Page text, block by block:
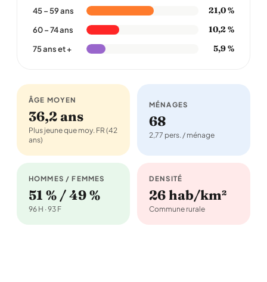
45 – 59 ans 21,0 %
60 – 74 ans 10,2 %
75 ans et + 5,9 %
ÂGE MOYEN
36,2 ans
Plus jeune que moy. FR (42
ans)
MÉNAGES
68
2,77 pers. / ménage
HOMMES / FEMMES
51 % / 49 %
96 H · 93 F
DENSITÉ
26 hab/km²
Commune rurale